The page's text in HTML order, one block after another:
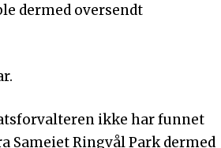
dermed oversendt
ikke har funnet
Sameiet Ringvål Park dermed